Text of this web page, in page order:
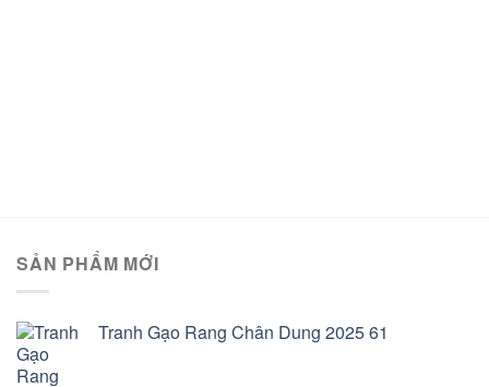
SẢN PHẨM MỚI
Tranh Gạo Rang Chân Dung 2025 61